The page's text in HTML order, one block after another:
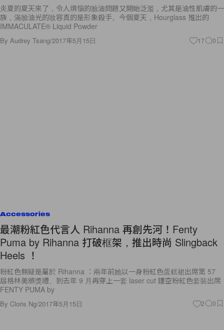
炎夏的夏天來了，令人煩惱的臉油問題又開始泛濫，尤其是油性肌膚的一
族，滿臉油光的妝容真的是形象殺手。今個夏天，Hourglass 推出的
IMMACULATE® Liquid Powder
By Audrey Tsang/2017年5月15日 17 0
Accessories
最潮粉紅色代言人 Rihanna 再創先河！Fenty
Puma by Rihanna 打破框架，推出時尚 Slingback
Heels ！
粉紅色無疑是屬於 Rihanna ：兩年前她以一身粉紅色蛋糕裙出席第 57
屆格林美頒獎禮、到去年 9 月再穿上一套 laser cut 鏤空粉紅色套裝出席
FENTY PUMA by
By Cloris Ng/2017年5月15日 2 0